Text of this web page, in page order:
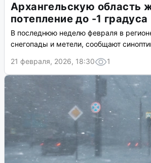
Архангельскую область
потепление до -1 градуса
В последнюю неделю февраля в
снегопады и метели, сообщают
21 февраля, 2026, 18:30
1